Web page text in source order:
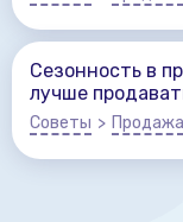
Сезонность в
лучше
Советы > Продажа